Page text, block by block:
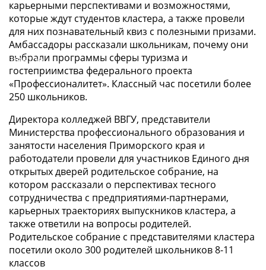
карьерными перспективами и возможностями,
которые ждут студентов кластера, а также провели
для них познавательный квиз с полезными призами.
Амбассадоры рассказали школьникам, почему они
выбрали программы сферы туризма и
гостеприимства федерального проекта
«Профессионалитет». Классный час посетили более
250 школьников.
Директора колледжей ВВГУ, представители
Министерства профессионального образования и
занятости населения Приморского края и
работодатели провели для участников Единого дня
открытых дверей родительское собрание, на
котором рассказали о перспективах тесного
сотрудничества с предприятиями-партнерами,
карьерных траекториях выпускников кластера, а
также ответили на вопросы родителей.
Родительское собрание с представителями кластера
посетили около 300 родителей школьников 8-11
классов
О центре